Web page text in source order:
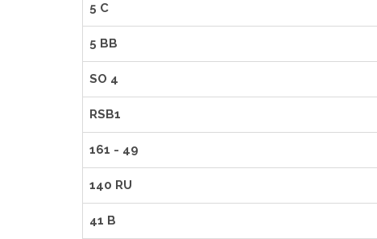
5 C
5 BB
SO 4
RSB1
161 - 49
140 RU
41 B